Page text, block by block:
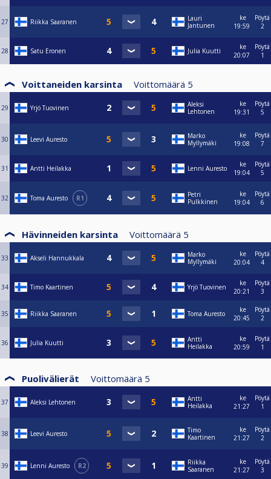
27 Riikka Saaranen
Lauri
Jantunen
ke
19:59
Pöytä
2
28 Satu Eronen Julia Kuutti
ke
20:07
Pöytä
1
Voittaneiden karsinta Voittomäärä 5
29 Yrjö Tuovinen
Aleksi
Lehtonen
ke
19:31
Pöytä
5
30 Leevi Auresto
Marko
Myllymäki
ke
19:08
Pöytä
7
31 Antti Heilakka Lenni Auresto
ke
19:04
Pöytä
5
32 Toma Auresto R1
Petri
Pulkkinen
ke
19:04
Pöytä
6
Hävinneiden karsinta Voittomäärä 5
33 Akseli Hannukkala
Marko
Myllymäki
ke
20:04
Pöytä
4
34 Timo Kaartinen Yrjö Tuovinen
ke
20:21
Pöytä
3
35 Riikka Saaranen Toma Auresto
ke
20:45
Pöytä
2
36 Julia Kuutti
Antti
Heilakka
ke
20:59
Pöytä
1
Puolivälierät Voittomäärä 5
37 Aleksi Lehtonen
Antti
Heilakka
ke
21:27
Pöytä
1
38 Leevi Auresto
Timo
Kaartinen
ke
21:27
Pöytä
2
39 Lenni Auresto R2
Riikka
Saaranen
ke
21:27
Pöytä
3